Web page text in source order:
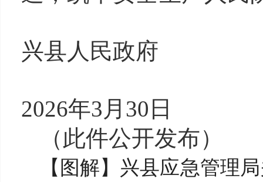
兴县人民政府
2026年3 月 30 日
（此件公开发布）
【图解】兴县应急管理